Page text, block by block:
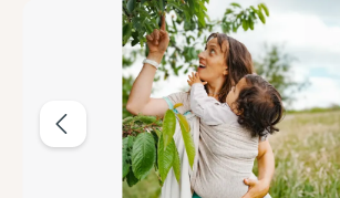
Bildergalerie überspringen